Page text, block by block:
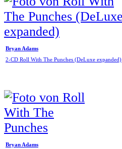
Bryan Adams
2-CD Roll With The Punches (DeLuxe expanded)
Bryan Adams